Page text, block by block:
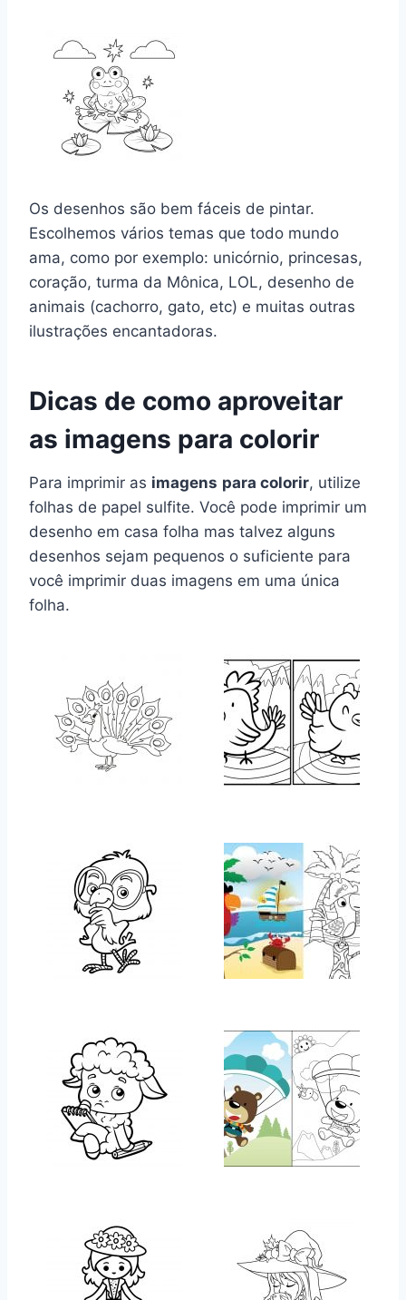
Os desenhos são bem fáceis de pintar.
Escolhemos vários temas que todo mundo
ama, como por exemplo: unicórnio, princesas,
coração, turma da Mônica, LOL, desenho de
animais (cachorro, gato, etc) e muitas outras
ilustrações encantadoras.
Dicas de como aproveitar
as imagens para colorir
Para imprimir as imagens para colorir, utilize
folhas de papel sulfite. Você pode imprimir um
desenho em casa folha mas talvez alguns
desenhos sejam pequenos o suficiente para
você imprimir duas imagens em uma única
folha.